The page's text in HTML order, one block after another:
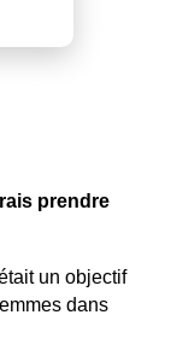
prendre
un objectif
dans